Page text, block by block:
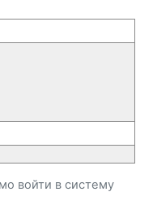
войти в систему